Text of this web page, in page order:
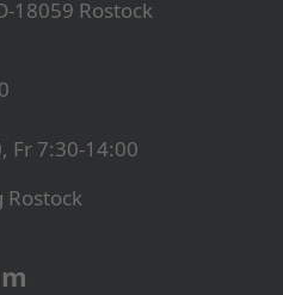
18059 Rostock
Fr 7:30-14:00